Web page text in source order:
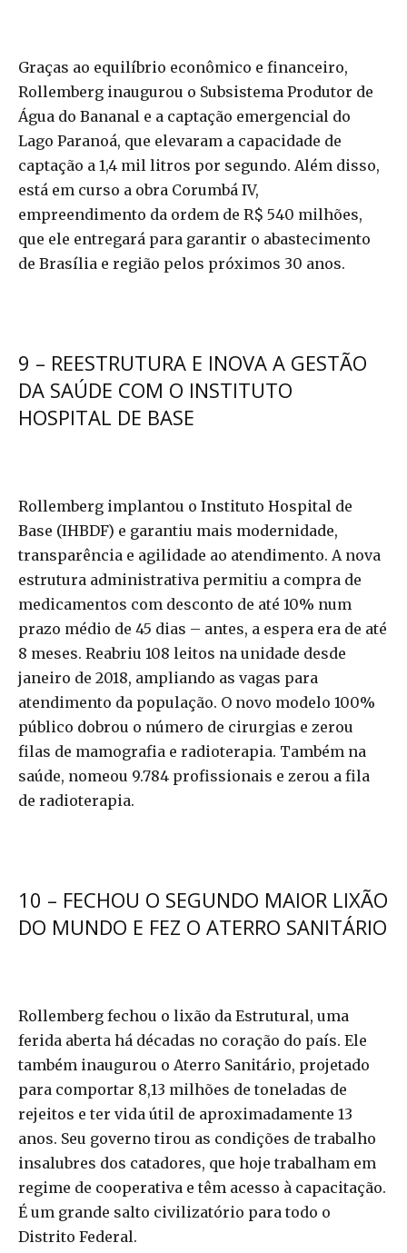
Graças ao equilíbrio econômico e financeiro,
Rollemberg inaugurou o Subsistema Produtor de
Água do Bananal e a captação emergencial do
Lago Paranoá, que elevaram a capacidade de
captação a 1,4 mil litros por segundo. Além disso,
está em curso a obra Corumbá IV,
empreendimento da ordem de R$ 540 milhões,
que ele entregará para garantir o abastecimento
de Brasília e região pelos próximos 30 anos.
9 – REESTRUTURA E INOVA A GESTÃO
DA SAÚDE COM O INSTITUTO
HOSPITAL DE BASE
Rollemberg implantou o Instituto Hospital de
Base (IHBDF) e garantiu mais modernidade,
transparência e agilidade ao atendimento. A nova
estrutura administrativa permitiu a compra de
medicamentos com desconto de até 10% num
prazo médio de 45 dias – antes, a espera era de até
8 meses. Reabriu 108 leitos na unidade desde
janeiro de 2018, ampliando as vagas para
atendimento da população. O novo modelo 100%
público dobrou o número de cirurgias e zerou
filas de mamografia e radioterapia. Também na
saúde, nomeou 9.784 profissionais e zerou a fila
de radioterapia.
10 – FECHOU O SEGUNDO MAIOR LIXÃO
DO MUNDO E FEZ O ATERRO SANITÁRIO
Rollemberg fechou o lixão da Estrutural, uma
ferida aberta há décadas no coração do país. Ele
também inaugurou o Aterro Sanitário, projetado
para comportar 8,13 milhões de toneladas de
rejeitos e ter vida útil de aproximadamente 13
anos. Seu governo tirou as condições de trabalho
insalubres dos catadores, que hoje trabalham em
regime de cooperativa e têm acesso à capacitação.
É um grande salto civilizatório para todo o
Distrito Federal.